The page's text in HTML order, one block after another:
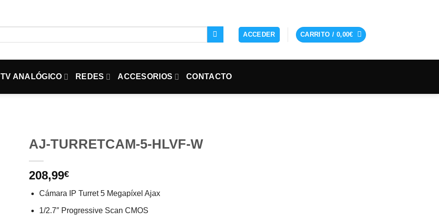
ACCEDER CARRITO / 0,00€
ANALÓGICO REDES ACCESORIOS CONTACTO
AJ-TURRETCAM-5-HLVF-W
208,99€
Cámara IP Turret 5 Megapíxel Ajax
1/2.7″ Progressive Scan CMOS